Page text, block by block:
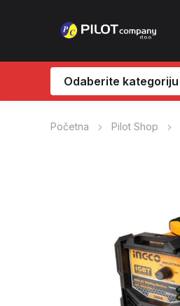
Odaberite kategoriju
Početna Pilot Shop